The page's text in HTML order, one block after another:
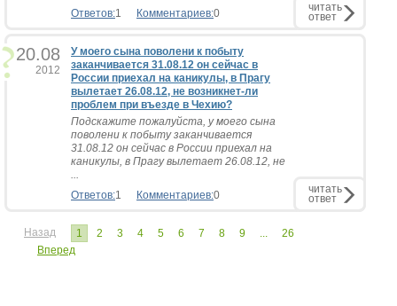
Ответов:1 Комментариев:0 читать
ответ
20.08
2012
У моего сына поволени к побыту
заканчивается 31.08.12 он сейчас в
России приехал на каникулы, в Прагу
вылетает 26.08.12, не возникнет-ли
проблем при въезде в Чехию?
Подскажите пожалуйста, у моего сына
поволени к побыту заканчивается
31.08.12 он сейчас в России приехал на
каникулы, в Прагу вылетает 26.08.12, не
...
Ответов:1 Комментариев:0 читать
ответ
Назад 1 2 3 4 5 6 7 8 9 ...
26
Вперед